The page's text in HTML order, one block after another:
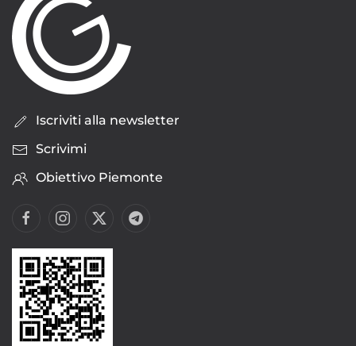
Iscriviti alla newsletter
Scrivimi
Obiettivo Piemonte